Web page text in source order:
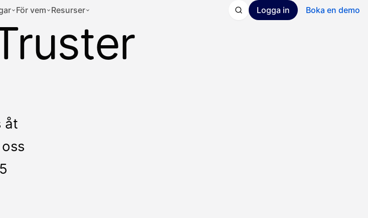
För vem Resurser Logga in Boka en demo
åt